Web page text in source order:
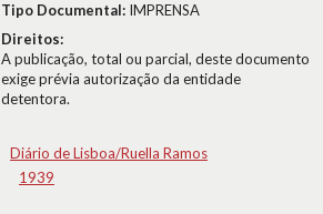
Tipo Documental: IMPRENSA
Direitos:
A publicação, total ou parcial, deste documento
exige prévia autorização da entidade
detentora.
Diário de Lisboa/Ruella Ramos
1939